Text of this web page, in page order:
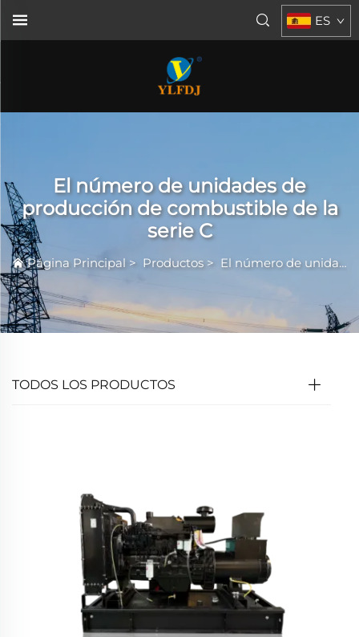
ES
El número de unidades de
producción de combustible de la
serie C
Página Principal > Productos> El número de unidades de producción de combustible de la serie C
TODOS LOS PRODUCTOS